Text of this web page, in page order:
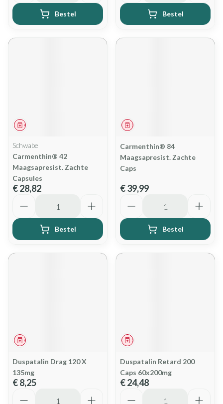
Bestel Bestel
Geneesmiddel
Schwabe
Carmenthin® 42
Maagsapresist. Zachte
Capsules
€ 28,82
Bestel
Geneesmiddel
Carmenthin® 84
Maagsapresist. Zachte
Caps
€ 39,99
Bestel
Geneesmiddel
Duspatalin Drag 120 X
135mg
€ 8,25
Geneesmiddel
Duspatalin Retard 200
Caps 60x200mg
€ 24,48